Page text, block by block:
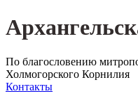
По благословению
Холмогорского Корнилия
Контакты